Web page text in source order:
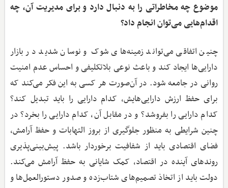
موضوع چه مخاطراتی را به دنبال دارد و برای مدیریت آن، چه
اقدام‌هایی می‌توان انجام داد؟
چنین اتفاقی می‌تواند زمینه‌های شوک و نوسان شدید در بازار
دارایی‌ها ایجاد کند و باعث نوعی بلاتکلیفی و احساس عدم امنیت
روانی در جامعه شود. در آن‌صورت هر کسی به این فکر می‌کند که
برای حفظ ارزش دارایی‌هایش، کدام دارایی را باید تبدیل کند؟
کدام دارایی را بفروشد؟ و در مقابل آن، کدام دارایی را بخرد؟ در
چنین شرایطی به منظور جلوگیری از بروز التهابات و حفظ آرامش،
فضای اقتصادی باید از شفافیت برخوردار باشد. پیش‌بینی‌پذیری
روندهای آینده در اقتصاد، کمک شایانی به حفظ آرامش می‌کند.
دولت باید از اتخاذ تصمیم‌های شتاب‌زده و صدور دستورالعمل‌ها و